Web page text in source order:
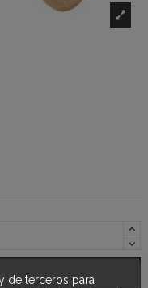
de terceros para